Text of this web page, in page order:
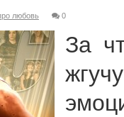
любовь 0
За